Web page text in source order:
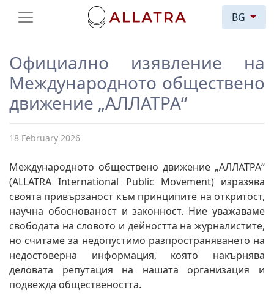
BG
Официално изявление на
Международното обществено
движение „АЛЛАТРА“
18 February 2026
Международното обществено движение „АЛЛАТРА“
(ALLATRA International Public Movement) изразява
своята привързаност към принципите на откритост,
научна обоснованост и законност. Ние уважаваме
свободата на словото и дейността на журналистите,
но считаме за недопустимо разпространяването на
недостоверна информация, която накърнява
деловата репутация на нашата организация и
подвежда обществеността.